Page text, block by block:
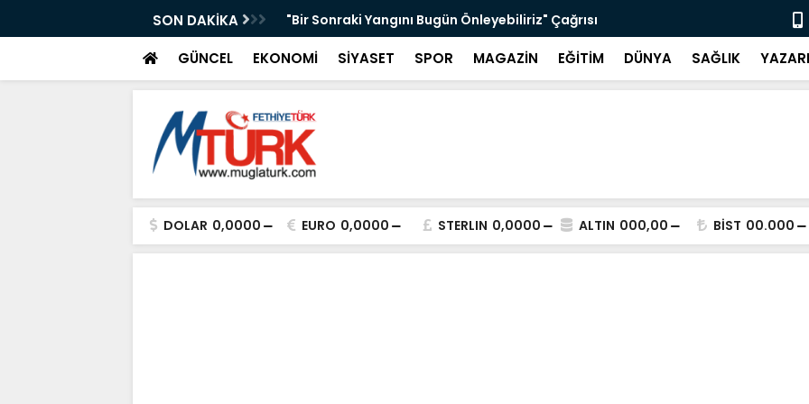
SON DAKİKA
IŞIKHAN'A GÜREŞ DAVETİ "Bir Sonraki Yangını Bugün Önleyebiliriz" Çağrısı Selahattin
GÜNCEL EKONOMİ SİYASET SPOR MAGAZİN EĞİTİM DÜNYA SAĞLIK
DOLAR 0,0000 EURO 0,0000 STERLIN 0,0000 ALTIN 000,00 BİST 00.000